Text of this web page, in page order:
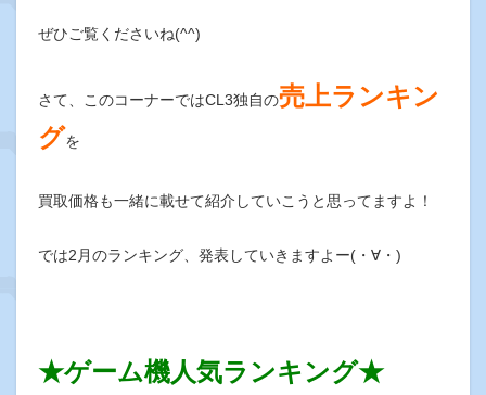
ぜひご覧くださいね(^^)
さて、このコーナーではCL3独自の売上ランキン
グを
買取価格も一緒に載せて紹介していこうと思ってますよ！
では2月のランキング、発表していきますよー(・∀・)
★ゲーム機人気ランキング★